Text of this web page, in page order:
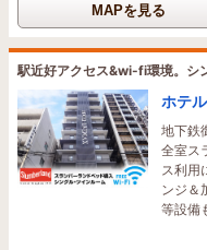
MAPを見る
駅近好アクセス&wi-fi環境。シ
ホテ
地下鉄
全室ス
ス利用
ンジ＆
等設備